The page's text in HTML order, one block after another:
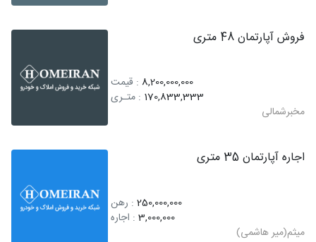
فروش آپارتمان 48 متری
8,200,000,000 : قیمت
170,833,333 : متـری
مخبرشمالی
اجاره آپارتمان 35 متری
250,000,000 : رهن
3,000,000 : اجاره
میثم(میر هاشمی)